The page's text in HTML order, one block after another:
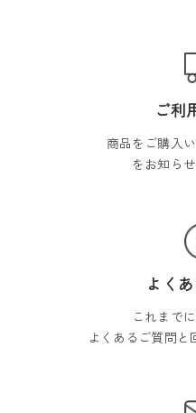
ご利
商品をご購入
をお知ら
よく
これまで
よくあるご質問と